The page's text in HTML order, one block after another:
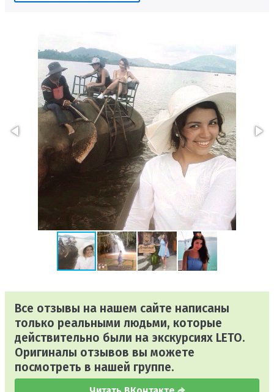
Все отзывы на нашем сайте написаны
только реальными людьми, которые
действительно были на экскурсиях LETO.
Оригиналы отзывов вы можете
посмотреть в нашей группе.